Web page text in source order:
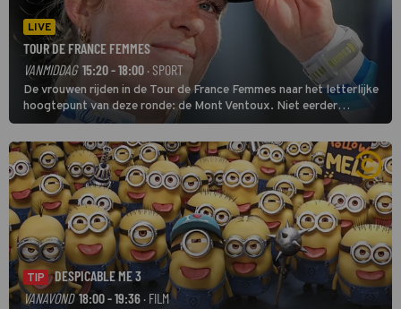
LIVE
TOUR DE FRANCE FEMMES
VANMIDDAG 15:20 - 18:00 · SPORT
De vrouwen rijden in de Tour de France Femmes naar het letterlijke
hoogtepunt van deze ronde: de Mont Ventoux. Niet eerder
finishten de vrouwen voor deze koers op deze kale col uit de
buitencategorie. De aanloop naar de slotklim is vlak.
TIP
DESPICABLE ME 3
VANAVOND 18:00 - 19:36· FILM